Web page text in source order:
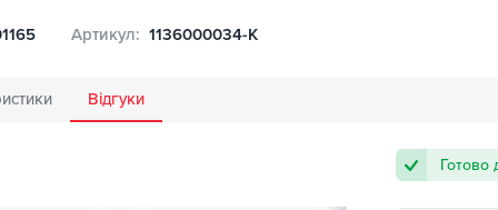
Відгуки
Артикул: 1136000034-K
Готово